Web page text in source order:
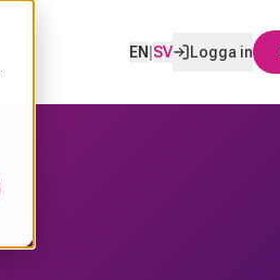
EN SV Logga in